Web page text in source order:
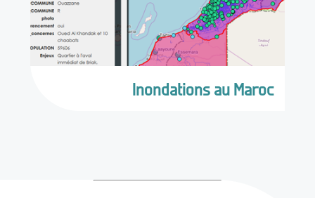
Inondations au Maroc